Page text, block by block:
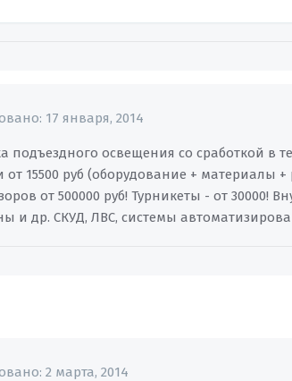
17 января, 2014
подъездного освещения со сработкой в
15500 руб (оборудование + материалы
от 500000 руб! Турникеты - от 30000!
и др. СКУД, ЛВС, системы
2 марта, 2014